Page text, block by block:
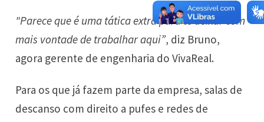
"Parece que é uma tática extra para te deixar com
mais vontade de trabalhar aqui”, diz Bruno,
agora gerente de engenharia do VivaReal.
Para os que já fazem parte da empresa, salas de
descanso com direito a pufes e redes de